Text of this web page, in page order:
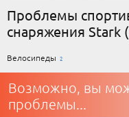
Проблемы
снаряжения Stark
Велосипеды 2
Возможно, вы
проблемы...